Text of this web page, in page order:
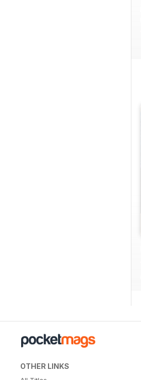
OTHER LINKS